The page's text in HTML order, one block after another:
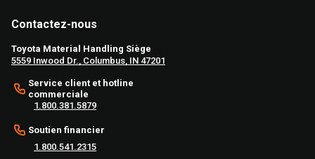
Contactez-nous
Toyota Material Handling Siège
5559 Inwood Dr., Columbus, IN 47201
Service client et hotline
commerciale
1.800.381.5879
Soutien financier
1.800.541.2315